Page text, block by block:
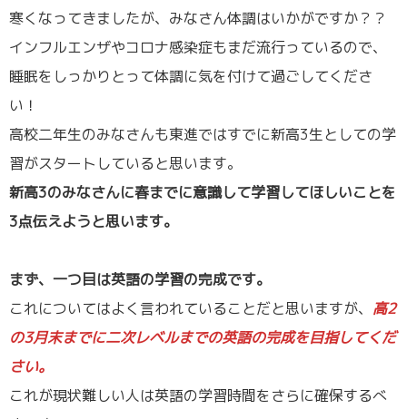
寒くなってきましたが、みなさん体調はいかがですか？？
インフルエンザやコロナ感染症もまだ流行っているので、
睡眠をしっかりとって体調に気を付けて過ごしてくださ
い！
高校二年生のみなさんも東進ではすでに新高3生としての学
習がスタートしていると思います。
新高3のみなさんに春までに意識して学習してほしいことを
3点伝えようと思います。
まず、一つ目は英語の学習の完成です。
これについてはよく言われていることだと思いますが、 高2
の3月末までに二次レベルまでの英語の完成を目指してくだ
さい。
これが現状難しい人は英語の学習時間をさらに確保するべ